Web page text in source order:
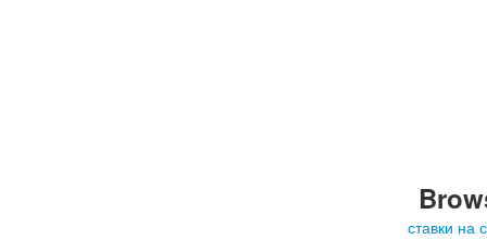
ставки на